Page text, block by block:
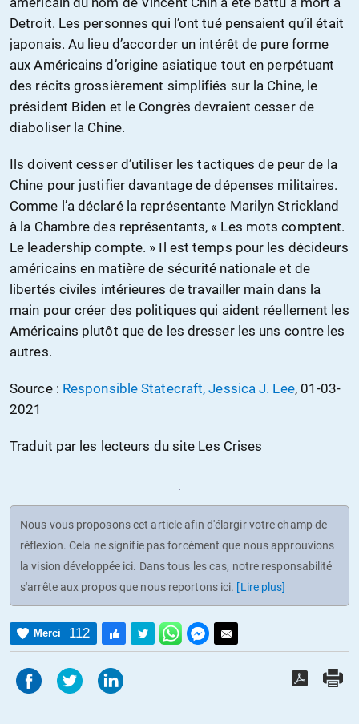
Detroit. Les personnes qui l’ont tué pensaient qu’il était
japonais. Au lieu d’accorder un intérêt de pure forme
aux Américains d’origine asiatique tout en perpétuant
des récits grossièrement simplifiés sur la Chine, le
président Biden et le Congrès devraient cesser de
diaboliser la Chine.
Ils doivent cesser d’utiliser les tactiques de peur de la
Chine pour justifier davantage de dépenses militaires.
Comme l’a déclaré la représentante Marilyn Strickland
à la Chambre des représentants, « Les mots comptent.
Le leadership compte. » Il est temps pour les décideurs
américains en matière de sécurité nationale et de
libertés civiles intérieures de travailler main dans la
main pour créer des politiques qui aident réellement les
Américains plutôt que de les dresser les uns contre les
autres.
Source : Responsible Statecraft, Jessica J. Lee, 01-03-
2021
Traduit par les lecteurs du site Les Crises
Nous vous proposons cet article afin d'élargir votre champ de
réflexion. Cela ne signifie pas forcément que nous approuvions
la vision développée ici. Dans tous les cas, notre responsabilité
s'arrête aux propos que nous reportons ici. [Lire plus]
Merci 112